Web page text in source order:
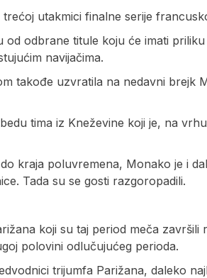
utakmici finalne serije
od odbrane titule koju će imati
navijačima.
takođe uzvratila na nedavni brejk
tima iz Kneževine koji je, na
kraja poluvremena, Monako je i
Tada su se gosti razgoropadili.
koji su taj period meča završili
polovini odlučujućeg perioda.
trijumfa Parižana, daleko